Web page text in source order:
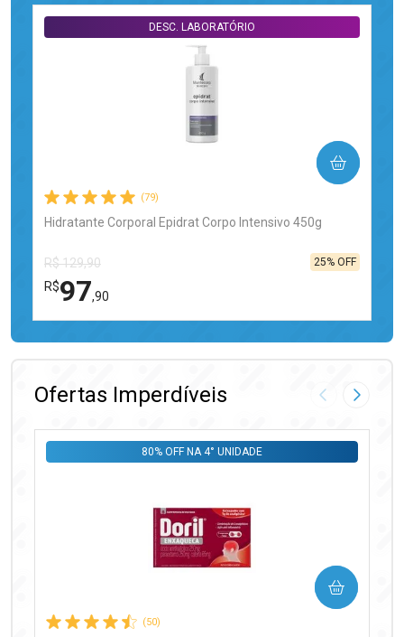
(79)
Hidratante Corporal Epidrat Corpo Intensivo 450g
DESC. LABORATÓRIO
R$ 129,90
R$97,90
25% OFF
COMPRAR
FECHAR
FECHAR
Ofertas Imperdíveis Imagem
(50)
80% OFF NA 4° UNIDADE
COMPRAR